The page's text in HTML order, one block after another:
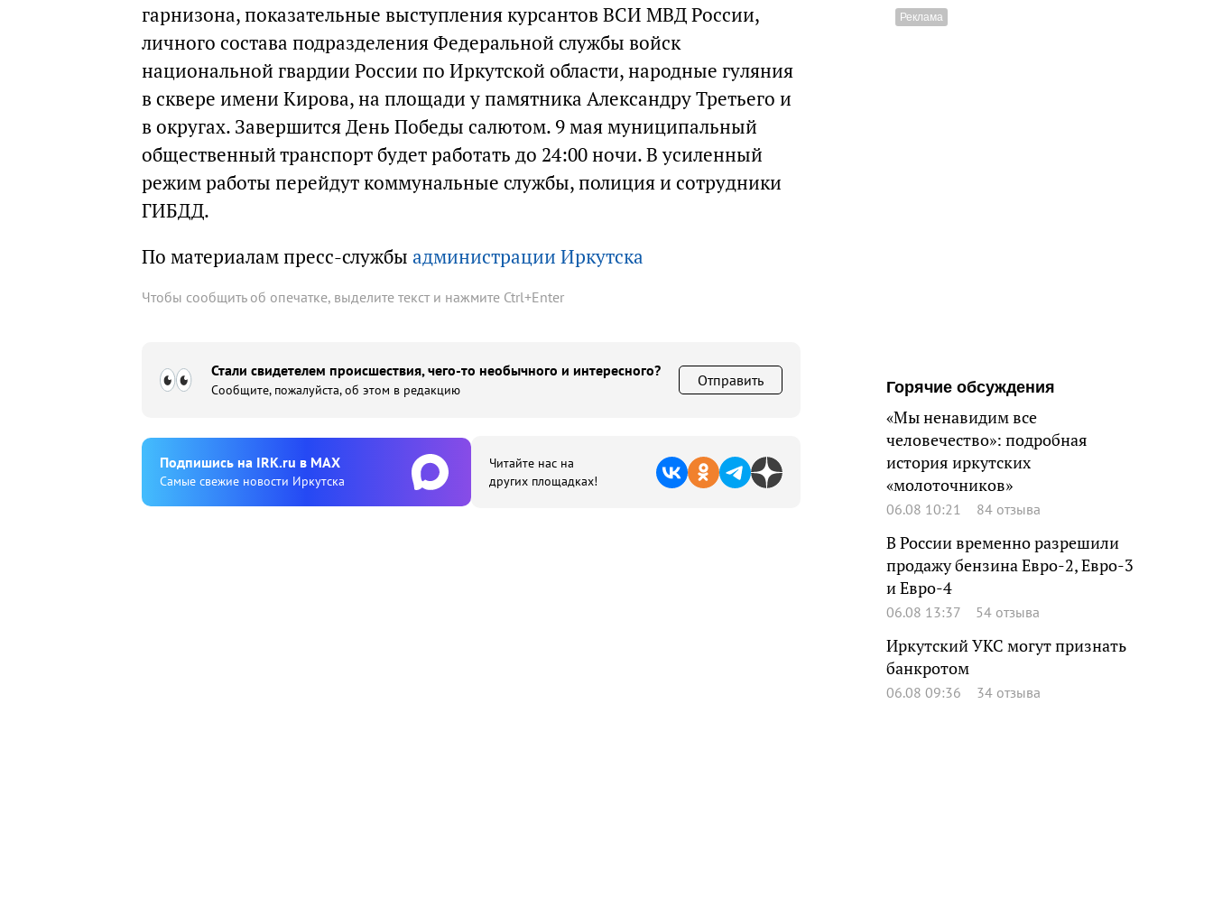
гарнизона, показательные выступления курсантов ВСИ МВД России,
личного состава подразделения Федеральной службы войск
национальной гвардии России по Иркутской области, народные гуляния
в сквере имени Кирова, на площади у памятника Александру Третьего и
в округах. Завершится День Победы салютом. 9 мая муниципальный
общественный транспорт будет работать до 24:00 ночи. В усиленный
режим работы перейдут коммунальные службы, полиция и сотрудники
ГИБДД.
По материалам пресс-службы администрации Иркутска
Чтобы сообщить об опечатке, выделите текст и нажмите Ctrl+Enter
Стали свидетелем происшествия, чего-то необычного и интересного?
Сообщите, пожалуйста, об этом в редакцию
Отправить
Подпишиcь на IRK.ru в MAX
Cамые свежие новости Иркутска
Читайте нас на
других площадках!
Горячие обсуждения
«Мы ненавидим все
человечество»: подробная
история иркутских
«молоточников»
06.08 10:21 84 отзыва
В России временно разрешили
продажу бензина Евро-2, Евро-3
и Евро-4
06.08 13:37 54 отзыва
Иркутский УКС могут признать
банкротом
06.08 09:36 34 отзыва